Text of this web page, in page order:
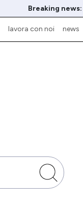
Breaking news:
lavora con noi news